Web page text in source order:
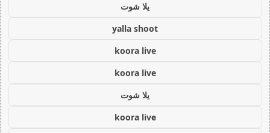
يلا شوت
yalla shoot
koora live
koora live
يلا شوت
koora live